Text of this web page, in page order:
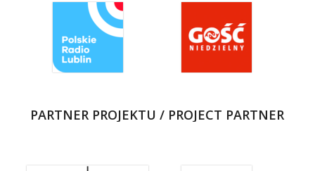
PARTNER PROJEKTU / PROJECT PARTNER